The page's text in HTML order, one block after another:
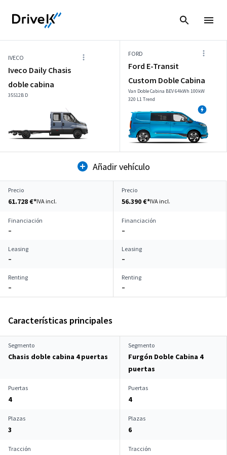
IVECO
Iveco Daily Chasis
doble cabina
35S12B D
FORD
Ford E-Transit
Custom Doble Cabina
Van Doble Cabina BEV 64kWh 100kW
320 L1 Trend
Añadir vehículo
Precio
61.728 €*IVA incl.
Precio
56.390 €*IVA incl.
Financiación
–
Financiación
–
Leasing
–
Leasing
–
Renting
–
Renting
–
Características principales
Segmento
Chasis doble cabina 4 puertas
Segmento
Furgón Doble Cabina 4
puertas
Puertas
4
Puertas
4
Plazas
3
Plazas
6
Tracción Tracción